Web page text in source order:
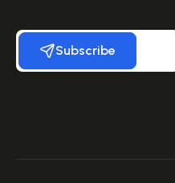
Subscribe